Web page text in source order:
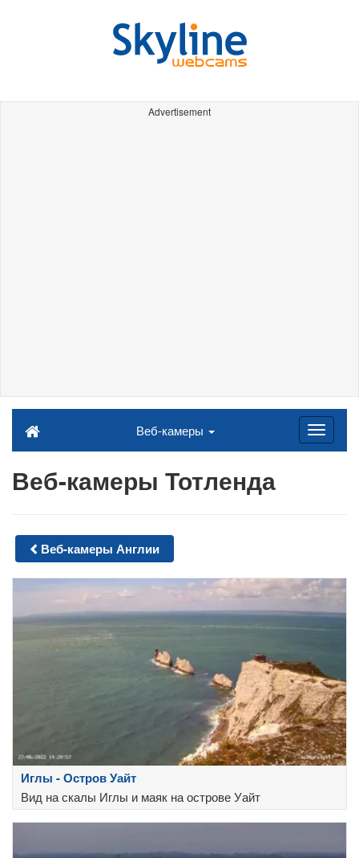
Advertisement
Веб-камеры
Веб-камеры Тотленда
Веб-камеры Англии
Иглы - Остров Уайт
Вид на скалы Иглы и маяк на острове Уайт